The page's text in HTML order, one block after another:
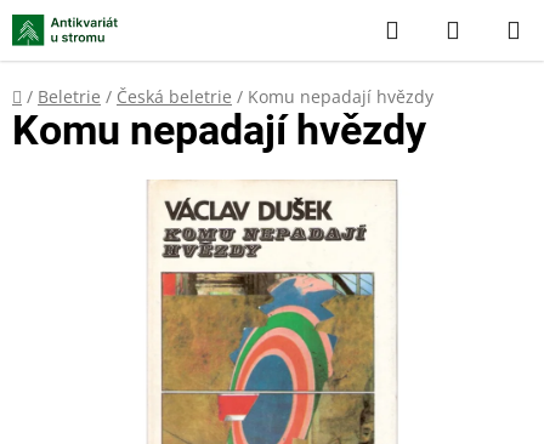
Přejít
na
obsah
Hledat
KOŠÍK
Domů
/ Beletrie / Česká beletrie / Komu nepadají hvězdy
Komu nepadají hvězdy